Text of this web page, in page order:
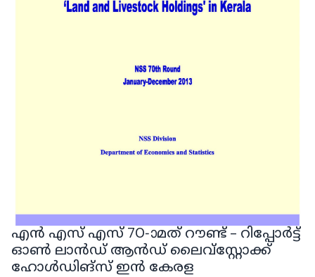
എൻ എസ് എസ് 70-ാമത് റൗണ്ട് - റിപ്പോർട്ട്
ഓൺ ലാൻഡ് ആൻഡ് ലൈവ്സ്റ്റോക്ക്
ഹോൾഡിങ്‌സ് ഇൻ കേരള